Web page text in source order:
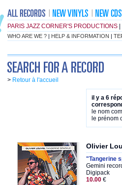
PARIS JAZZ CORNER'S PRODUCTIONS
WHO ARE WE ? | HELP & INFORMATION |
> Retour à l'accueil
il y a 6
le nom
le prénom
Olivier
"Tangerine
Gemini
Digipack
10.00 €